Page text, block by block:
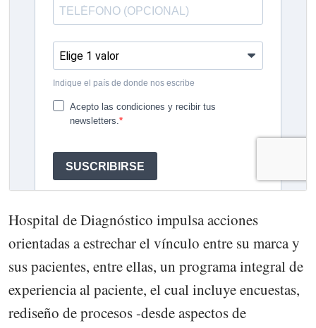
Hospital de Diagnóstico impulsa acciones
orientadas a estrechar el vínculo entre su marca y
sus pacientes, entre ellas, un programa integral de
experiencia al paciente, el cual incluye encuestas,
rediseño de procesos -desde aspectos de